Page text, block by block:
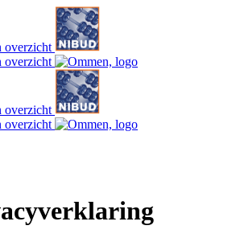
overzicht
overzicht
overzicht
overzicht